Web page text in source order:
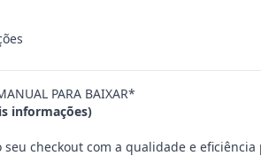
PARA BAIXAR*
informações)
seu checkout com a qualidade e